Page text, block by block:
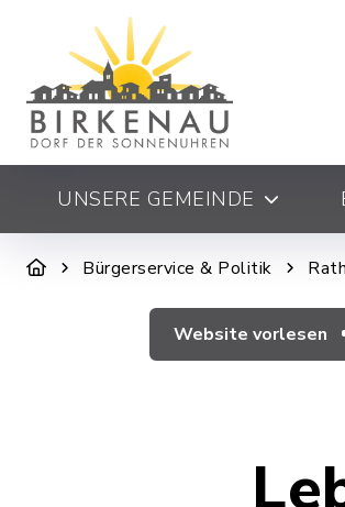
UNSERE GEMEINDE
Bürgerservice & Politik
Website vorlesen